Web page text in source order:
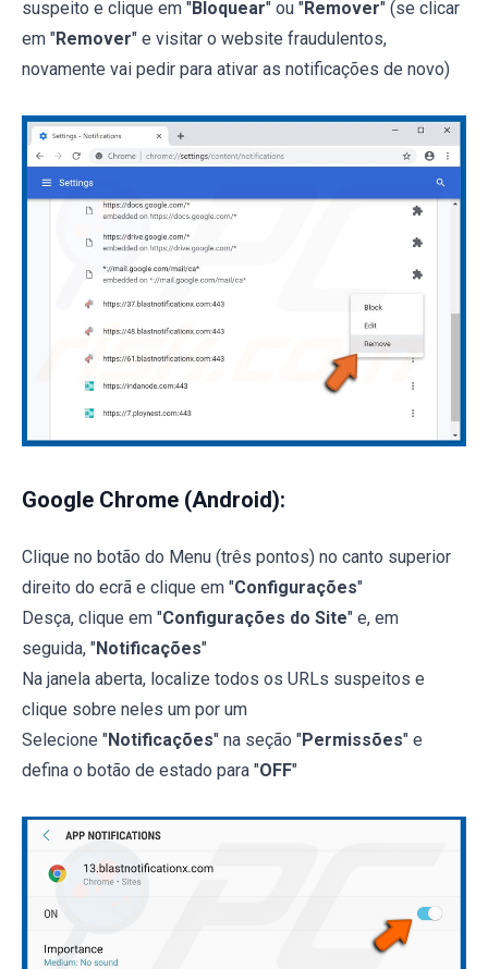
suspeito e clique em "Bloquear" ou "Remover" (se clicar
em "Remover" e visitar o website fraudulentos,
novamente vai pedir para ativar as notificações de novo)
Google Chrome (Android):
Clique no botão do Menu (três pontos) no canto superior
direito do ecrã e clique em "Configurações"
Desça, clique em "Configurações do Site" e, em
seguida, "Notificações"
Na janela aberta, localize todos os URLs suspeitos e
clique sobre neles um por um
Selecione "Notificações" na seção "Permissões" e
defina o botão de estado para "OFF"